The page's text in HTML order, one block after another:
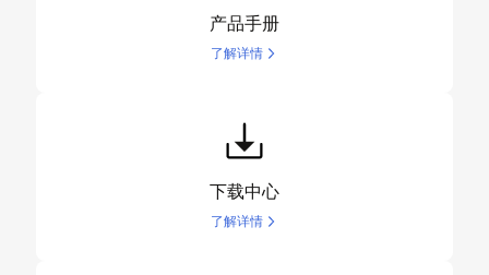
产品手册
了解详情
下载中心
了解详情